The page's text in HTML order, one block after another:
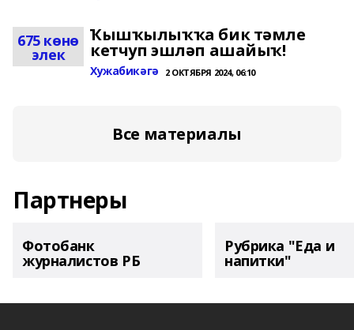
675 көнө
элек
Ҡышҡылыҡҡа бик тәмле
кетчуп эшләп ашайыҡ!
Хужабикәгә 2 ОКТЯБРЯ 2024, 06:10
Все материалы
Партнеры
Фотобанк
журналистов РБ
Рубрика "Еда и
напитки"